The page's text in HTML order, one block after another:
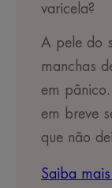
varicela?
A pele do
manchas
em
em breve
que não
Saiba mais